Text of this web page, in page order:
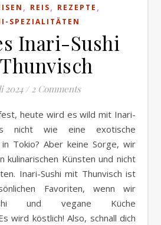
, REIS, REZEPTE ,
SPEZIALITÄTEN
Inari-Sushi
2024 / 2 Comments
nicht wie eine exotische
Tokio? Aber keine Sorge, wir
kulinarischen Künsten und nicht
Inari-Sushi mit Thunvisch ist
Favoriten, wenn wir
und vegane Küche
wird köstlich! Also, schnall dich